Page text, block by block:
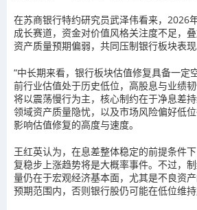
在苏商银行特约研究员武泽伟看来，2026
成长赛道，资金对价值风格关注度不足，叠
资产质量预期偏弱，共同压制银行板块表现
“中长期来看，银行板块估值修复具备一定
前行业估值处于历史低位，高股息与业绩
将以震荡慢行为主，核心制约在于净息差
领域资产质量隐忧，以及市场风险偏好低
影响估值修复的高度与速度。
王红英认为，在息差整体稳定的前提条件
复稳步上涨趋势将是大概率事件。不过，
量仍在于宏观经济基本面，尤其是不良资
预期范围内，否则银行股仍可能在低位维持